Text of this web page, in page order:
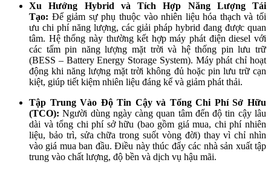
Xu Hướng Hybrid và Tích Hợp Năng Lượng Tái
Tạo: Để giảm sự phụ thuộc vào nhiên liệu hóa thạch và tối
ưu chi phí năng lượng, các giải pháp hybrid đang được quan
tâm. Hệ thống này thường kết hợp máy phát điện diesel với
các tấm pin năng lượng mặt trời và hệ thống pin lưu trữ
(BESS – Battery Energy Storage System). Máy phát chỉ hoạt
động khi năng lượng mặt trời không đủ hoặc pin lưu trữ cạn
kiệt, giúp tiết kiệm nhiên liệu đáng kể và giảm phát thải.
Tập Trung Vào Độ Tin Cậy và Tổng Chi Phí Sở Hữu
(TCO): Người dùng ngày càng quan tâm đến độ tin cậy lâu
dài và tổng chi phí sở hữu (bao gồm giá mua, chi phí nhiên
liệu, bảo trì, sửa chữa trong suốt vòng đời) thay vì chỉ nhìn
vào giá mua ban đầu. Điều này thúc đẩy các nhà sản xuất tập
trung vào chất lượng, độ bền và dịch vụ hậu mãi.